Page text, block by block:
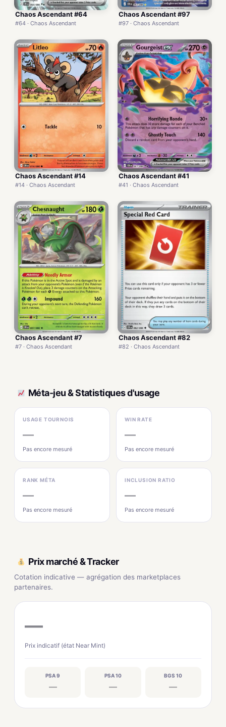
Chaos Ascendant #64
#64 · Chaos Ascendant
Chaos Ascendant #97
#97 · Chaos Ascendant
Chaos Ascendant #14
#14 · Chaos Ascendant
Chaos Ascendant #41
#41 · Chaos Ascendant
Chaos Ascendant #7
#7 · Chaos Ascendant
Chaos Ascendant #82
#82 · Chaos Ascendant
Méta-jeu & Statistiques d'usage
USAGE TOURNOIS
—
Pas encore mesuré
WIN RATE
—
Pas encore mesuré
RANK MÉTA
—
Pas encore mesuré
INCLUSION RATIO
—
Pas encore mesuré
Prix marché & Tracker
Cotation indicative — agrégation des marketplaces
partenaires.
—
Prix indicatif (état Near Mint)
PSA 9
—
PSA 10
—
BGS 10
—